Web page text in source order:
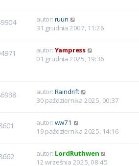
autor: ruun
31 grudnia 2007, 11:26
autor: Yampress
01 grudnia 2025, 19:36
autor: Raindrift
30 października 2025, 00:37
autor: ww71
19 października 2025, 14:16
autor: LordRuthwen
12 września 2025, 08:45